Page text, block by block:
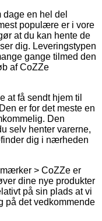
en hel del
populære er i vore
at du kan hente de
dig. Leveringstypen
gange tilmed den
af CoZZe
at få sendt hjem til
er for det meste en
Den
selv henter varerne,
dig i nærheden
> CoZZe er
dine nye produkter
på sin plads at vi
på det vedkommende